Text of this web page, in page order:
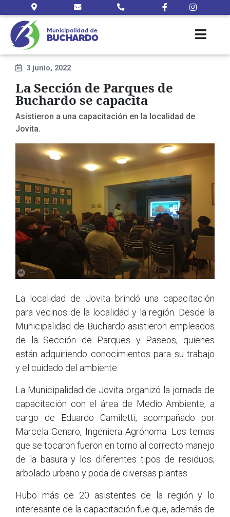
3 junio, 2022
La Sección de Parques de
Buchardo se capacita
Asistieron a una capacitación en la localidad de
Jovita.
La localidad de Jovita brindó una capacitación
para vecinos de la localidad y la región. Desde la
Municipalidad de Buchardo asistieron empleados
de la Sección de Parques y Paseos, quienes
están adquiriendo conocimientos para su trabajo
y el cuidado del ambiente.
La Municipalidad de Jovita organizó la jornada de
capacitación con el área de Medio Ambiente, a
cargo de Eduardo Camiletti, acompañado por
Marcela Genaro, Ingeniera Agrónoma. Los temas
que se tocaron fueron en torno al correcto manejo
de la basura y los diferentes tipos de residuos;
arbolado urbano y poda de diversas plantas.
Hubo más de 20 asistentes de la región y lo
interesante de la capacitación fue que, además de